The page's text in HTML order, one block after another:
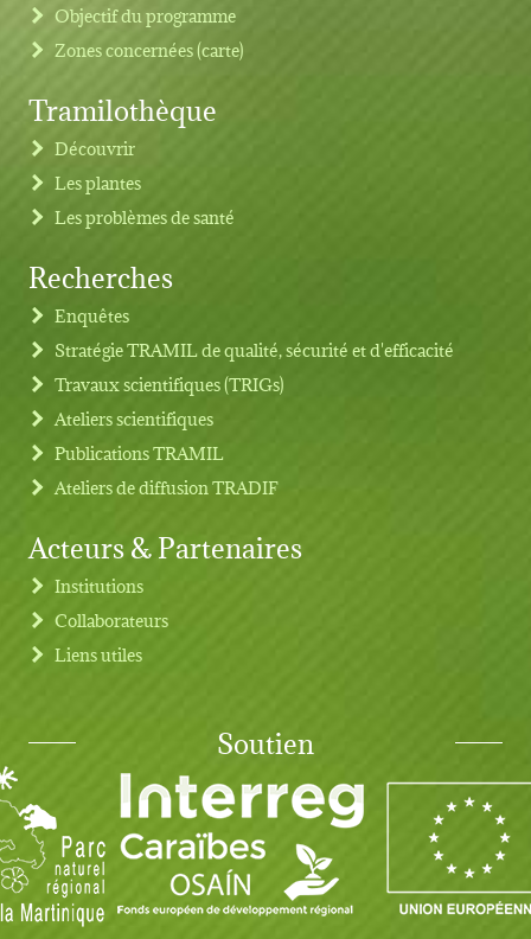
Footer menu
Objectif du programme
Zones concernées (carte)
Tramilothèque
Découvrir
Les plantes
Les problèmes de santé
Recherches
Enquêtes
Stratégie TRAMIL de qualité, sécurité et d'efficacité
Travaux scientifiques (TRIGs)
Ateliers scientifiques
Publications TRAMIL
Ateliers de diffusion TRADIF
Acteurs & Partenaires
Institutions
Collaborateurs
Liens utiles
Soutien